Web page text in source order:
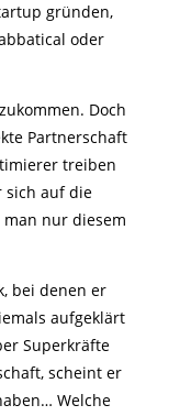
gründen,
oder
Doch
Partnerschaft
treiben
sich auf die
man nur diesem
bei denen er
aufgeklärt
Superkräfte
scheint er
Welche